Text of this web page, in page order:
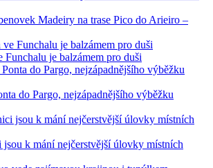
Madeiry na trase Pico do Arieiro –
Funchalu je balzámem pro duši
do Pargo, nejzápadnějšího výběžku
k mání nejčerstvější úlovky místních